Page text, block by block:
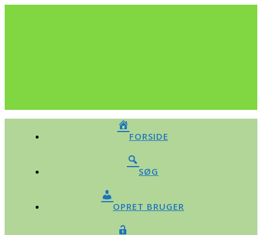
FORSIDE
SØG
OPRET BRUGER